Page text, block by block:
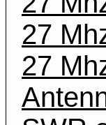
27
27